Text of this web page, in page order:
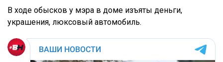
В ходе обысков у мэра в доме изъяты деньги,
украшения, люксовый автомобиль.